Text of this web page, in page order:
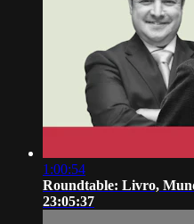
1:00:54
Roundtable: Livro,
23:05:37